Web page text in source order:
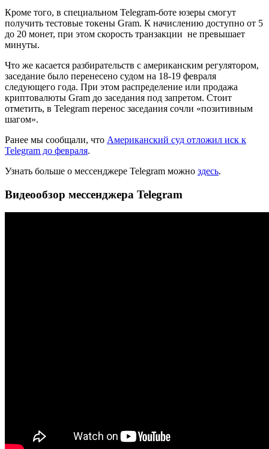
Кроме того, в специальном Telegram-боте юзеры смогут
получить тестовые токены Gram. К начислению доступно от 5
до 20 монет, при этом скорость транзакции не превышает
минуты.
Что же касается разбирательств с американским регулятором,
заседание было перенесено судом на 18-19 февраля
следующего года. При этом распределение или продажа
криптовалюты Gram до заседания под запретом. Стоит
отметить, в Telegram перенос заседания сочли «позитивным
шагом».
Ранее мы сообщали, что Американский суд отложил иск к
Telegram до февраля.
Узнать больше о мессенджере Telegram можно здесь.
Видеообзор мессенджера Telegram